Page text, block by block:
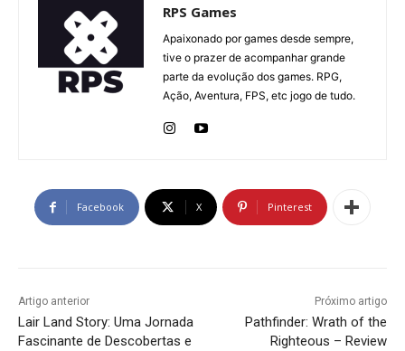
RPS Games
Apaixonado por games desde sempre,
tive o prazer de acompanhar grande
parte da evolução dos games. RPG,
Ação, Aventura, FPS, etc jogo de tudo.
Facebook X Pinterest
Artigo anterior
Lair Land Story: Uma Jornada
Fascinante de Descobertas e
Próximo artigo
Pathfinder: Wrath of the
Righteous – Review